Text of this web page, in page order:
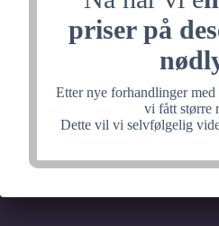
priser på
Etter nye forhandlinger med
vi fått større
Dette vil vi selvfølgelig
noe
tilbake